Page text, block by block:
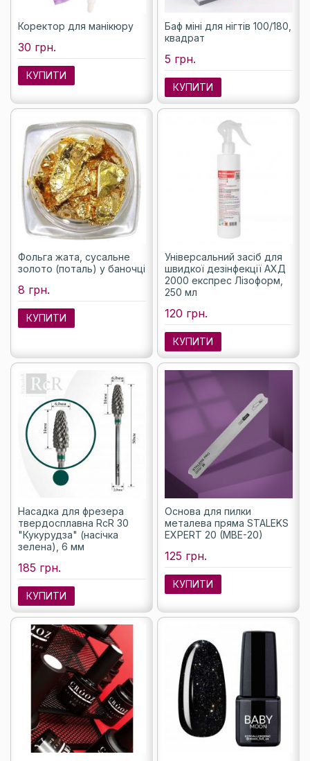
Коректор для манікюру
30 грн.
КУПИТИ
Баф міні для нігтів 100/180,
квадрат
5 грн.
КУПИТИ
Фольга жата, сусальне
золото (поталь) у баночці
8 грн.
КУПИТИ
Універсальний засіб для
швидкої дезінфекції АХД
2000 експрес Лізоформ,
250 мл
120 грн.
КУПИТИ
Насадка для фрезера
твердосплавна RcR 30
"Кукурудза" (насічка
зелена), 6 мм
185 грн.
КУПИТИ
Основа для пилки
металева пряма STALEKS
EXPERT 20 (MBE-20)
125 грн.
КУПИТИ